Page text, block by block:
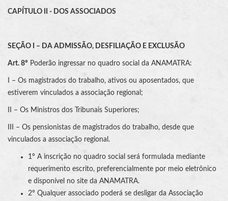
CAPÍTULO II - DOS ASSOCIADOS
SEÇÃO I – DA ADMISSÃO, DESFILIAÇÃO E EXCLUSÃO
Art. 8º Poderão ingressar no quadro social da ANAMATRA:
I – Os magistrados do trabalho, ativos ou aposentados, que
estiverem vinculados a associação regional;
II – Os Ministros dos Tribunais Superiores;
III – Os pensionistas de magistrados do trabalho, desde que
vinculados a associação regional.
1º A inscrição no quadro social será formulada mediante
requerimento escrito, preferencialmente por meio eletrônico
e disponível no site da ANAMATRA.
2º Qualquer associado poderá se desligar da Associação